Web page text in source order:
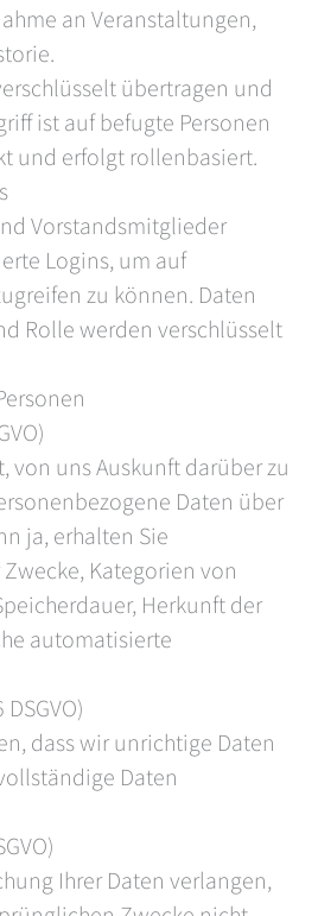
an Veranstaltungen,
übertragen und
ist auf befugte Personen
und erfolgt rollenbasiert.
Vorstandsmitglieder
Logins, um auf
zu können. Daten
Rolle werden verschlüsselt
von uns Auskunft darüber zu
Daten über
ja, erhalten Sie
Kategorien von
Herkunft der
automatisierte
dass wir unrichtige Daten
Daten
Ihrer Daten verlangen,